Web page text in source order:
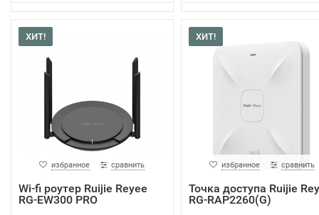
ХИТ!
избранное сравнить
Wi-fi роутер Ruijie Reyee
RG-EW300 PRO
ХИТ!
избранное сравнить
Точка доступа Ruijie
RG-RAP2260(G)